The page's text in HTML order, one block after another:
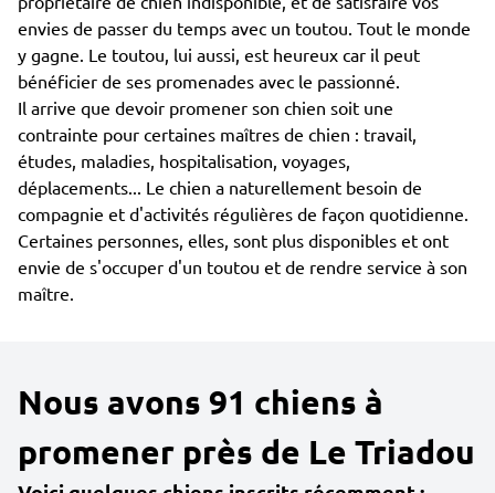
envies de passer du temps avec un toutou. Tout le monde
y gagne. Le toutou, lui aussi, est heureux car il peut
bénéficier de ses promenades avec le passionné.
Il arrive que devoir promener son chien soit une
contrainte pour certaines maîtres de chien : travail,
études, maladies, hospitalisation, voyages,
déplacements... Le chien a naturellement besoin de
compagnie et d'activités régulières de façon quotidienne.
Certaines personnes, elles, sont plus disponibles et ont
envie de s'occuper d'un toutou et de rendre service à son
maître.
Nous avons 91 chiens à
promener près de Le Triadou